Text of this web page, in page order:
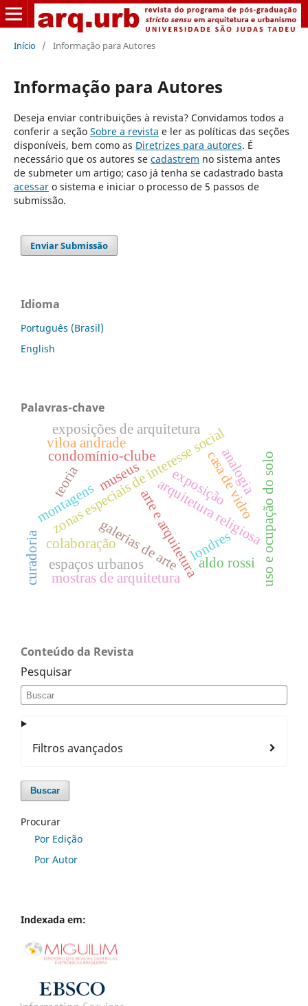
Início / Informação para Autores
Informação para Autores
Deseja enviar contribuições à revista? Convidamos todos a
conferir a seção Sobre a revista e ler as políticas das seções
disponíveis, bem como as Diretrizes para autores. É
necessário que os autores se cadastrem no sistema antes
de submeter um artigo; caso já tenha se cadastrado basta
acessaro sistema e iniciar o processo de 5 passos de
submissão.
Enviar Submissão
Idioma
Português (Brasil)
English
Palavras-chave
arquitetura religiosa
zonas especiais de interesse social
arte e arquitetura
museus
galerias de arte
montagens
exposições de arquitetura
casa de vidro
exposição
londres
mostras de arquitetura uso e ocupação do solo
condomínio-clube
viloa andrade
analogia
aldo rossi
espaços urbanos
colaboração
curadoria
teoria
Conteúdo da Revista
Pesquisar
Filtros avançados
Buscar
Procurar
Por Edição
Por Autor
Indexada em: